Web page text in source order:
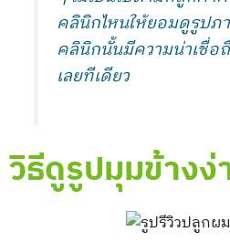
คลินิกไหนให้ยอมดูรูปภ
คลินิกนั้นมีความน่าเชื่อ
เลยทีเดียว
วิธีดูรูปมุมข้าง